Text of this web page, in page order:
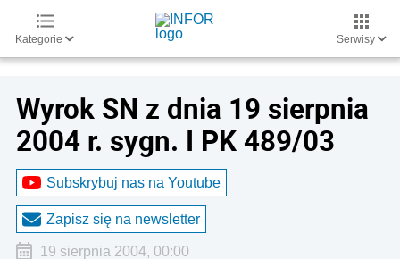
Kategorie Serwisy
Wyrok SN z dnia 19 sierpnia
2004 r. sygn. I PK 489/03
Subskrybuj nas na Youtube
Zapisz się na newsletter
19 sierpnia 2004, 00:00